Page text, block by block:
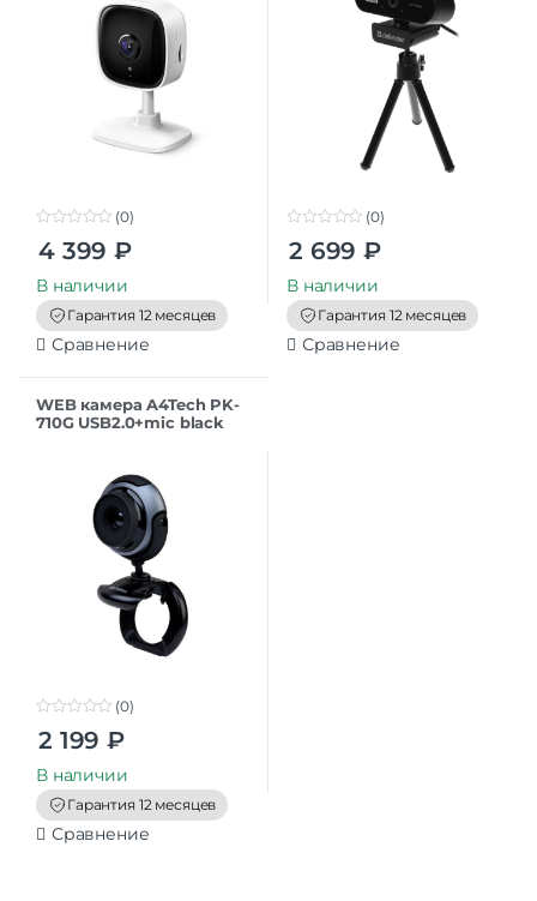
o
t
o
f
5
(0)
4 399 ₽
В наличии
Гарантия 12 месяцев
Сравнение
o
t
o
f
5
(0)
2 699 ₽
В наличии
Гарантия 12 месяцев
Сравнение
WEB камера A4Tech PK-
710G USB2.0+mic black
o
t
o
f
5
(0)
2 199 ₽
В наличии
Гарантия 12 месяцев
Сравнение